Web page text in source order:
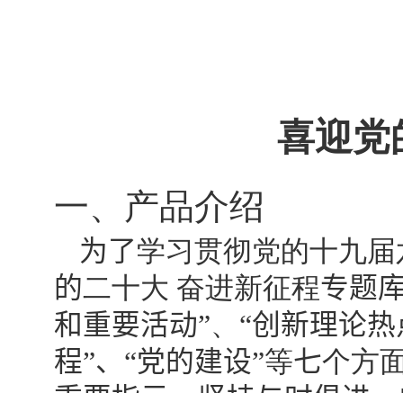
喜迎党
一、产品介绍
为了学习贯彻党的十九
的二十大 奋进新征程专题
和重要活动”、“创新理论热
程”、“党的建设”等七个方